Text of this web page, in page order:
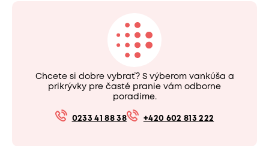
Chcete si dobre vybrať? S výberom vankúša a
prikrývky pre časté pranie vám odborne
poradíme.
0233 41 88 38 +420 602 813 222